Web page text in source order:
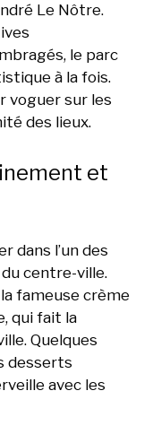
Le Nôtre.
le parc
à la fois.
voguer sur les
des lieux.
et
dans l’un des
centre-ville.
fameuse crème
qui fait la
Quelques
desserts
avec les